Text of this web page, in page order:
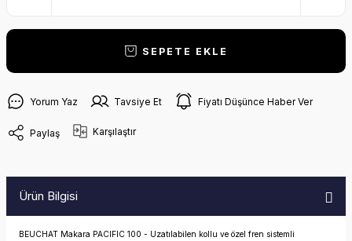
SEPETE EKLE
Yorum Yaz Tavsiye Et Fiyatı Düşünce Haber Ver
Paylaş Karşılaştır
Ürün Bilgisi
BEUCHAT Makara PACIFIC 100 - Uzatılabilen kollu ve özel fren sistemli